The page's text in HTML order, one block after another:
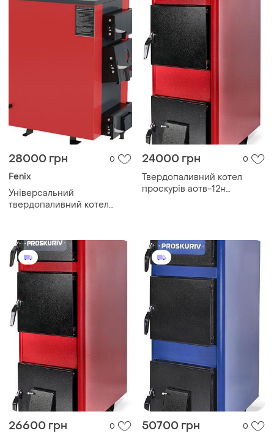
28000 грн 0
Fenix
Універсальний
твердопаливний котел
серія в
24000 грн 0
Твердопаливний котел
проскурів аотв-12н
26600 грн 0 50700 грн 0